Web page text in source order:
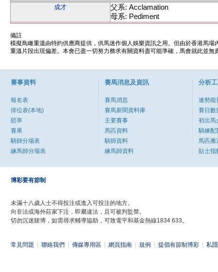
成才
父系: Acclamation
母系: Pediment
備註
模擬鳥瞰重溫由特約供應商提供，供馬迷作個人娛樂資訊之用。但由於香港馬
重溫片段出現偏差。本會已盡一切努力務求有關資料盡可能準確，馬會就此並
賽事資料
報名表
排位表(本地)
賠率
賽果
騎師分場表
練馬師分場表
賽馬消息及資訊
賽馬消息
賽馬新聞資料庫
主要賽事
馬匹資料
騎師資料
練馬師資料
分析
速勢能
賽日數
初出馬
騎練配
馬匹搬
貼士指
博彩要有節制
未滿十八歲人士不得投注或進入可投注的地方。
向非法或海外莊家下注，即屬違法，且可被判監禁。
切勿沉迷賭博，如需尋求輔導協助，可致電平和基金熱線1834 633。
常見問題 聯絡我們 傳媒專用區 網頁指南 規例 提倡有節制博彩 私